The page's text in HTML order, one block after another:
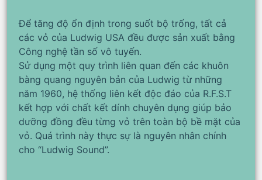
Để tăng độ ổn định trong suốt bộ trống, tất cả
các vỏ của Ludwig USA đều được sản xuất bằng
Công nghệ tần số vô tuyến.
Sử dụng một quy trình liên quan đến các khuôn
bàng quang nguyên bản của Ludwig từ những
năm 1960, hệ thống liên kết độc đáo của R.F.S.T
kết hợp với chất kết dính chuyên dụng giúp bảo
dưỡng đồng đều từng vỏ trên toàn bộ bề mặt của
vỏ. Quá trình này thực sự là nguyên nhân chính
cho “Ludwig Sound”.